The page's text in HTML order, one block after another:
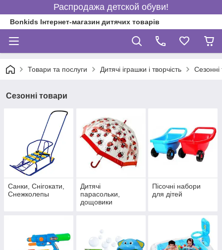
Распродажа детской обуви!
Bonkids Інтернет-магазин дитячих товарів
Товари та послуги Дитячі іграшки і творчість Сезонні
Сезонні товари
Санки, Снігокати,
Снежколепы
Дитячі
парасольки,
дощовики
Пісочні набори
для дітей